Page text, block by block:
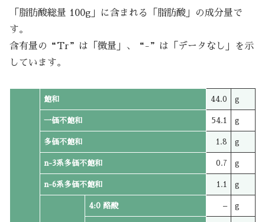
「脂肪酸総量 100g」に含まれる「脂肪酸」の成分量で
す。
含有量の“Tr”は「微量」、“-”は「データなし」を示
しています。
飽和 44.0 g
一価不飽和 54.1 g
多価不飽和 1.8 g
n-3系多価不飽和 0.7 g
n-6系多価不飽和 1.1 g
4:0 酪酸 – g